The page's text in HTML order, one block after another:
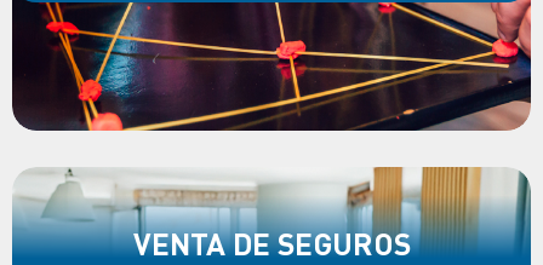
VENTA DE SEGUROS